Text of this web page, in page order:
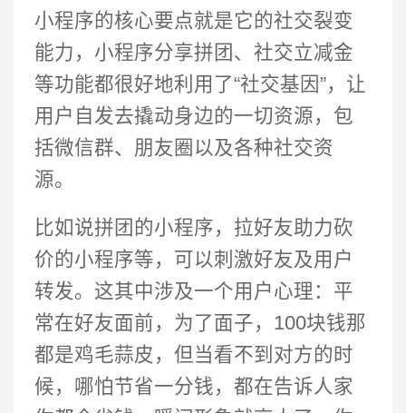
小程序的核心要点就是它的社交裂变
能力，小程序分享拼团、社交立减金
等功能都很好地利用了“社交基因”，让
用户自发去撬动身边的一切资源，包
括微信群、朋友圈以及各种社交资
源。
比如说拼团的小程序，拉好友助力砍
价的小程序等，可以刺激好友及用户
转发。这其中涉及一个用户心理：平
常在好友面前，为了面子，100块钱那
都是鸡毛蒜皮，但当看不到对方的时
候，哪怕节省一分钱，都在告诉人家